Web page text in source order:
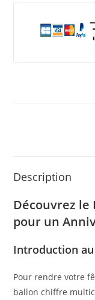
Description
Découvrez
pour un
Introduction
Pour rendre votre
ballon chiffre